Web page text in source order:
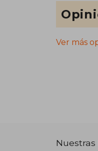
Ver más